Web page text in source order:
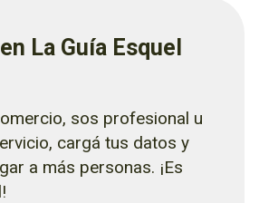
La Guía Esquel
sos profesional u
cargá tus datos y
a más personas. ¡Es